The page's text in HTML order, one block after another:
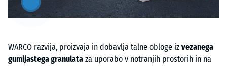
Artikel
anzeigen
WARCO razvija, proizvaja in dobavlja talne obloge iz vezanega
gumijastega granulata za uporabo v notranjih prostorih in na